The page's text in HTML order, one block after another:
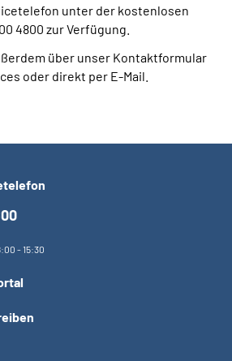
unter der kostenlosen
4800 zur Verfügung.
über unser Kontaktformular
oder direkt per E-Mail.
- 15:30